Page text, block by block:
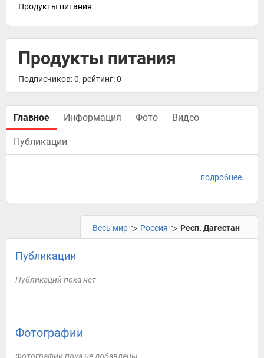
Продукты питания
Продукты питания
Подписчиков: 0, рейтинг: 0
Главное Информация Фото Видео
Публикации
подробнее...
Весь мир ▷ Россия ▷ Респ. Дагестан
Публикации
Публикаций пока нет
Фотографии